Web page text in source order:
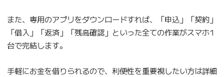
また、専用のアプリをダウンロードすれば、「申込」「契約」
「借入」「返済」「残高確認」といった全ての作業がスマホ1
台で完結します。
手軽にお金を借りられるので、利便性を重要視したい方は詳細